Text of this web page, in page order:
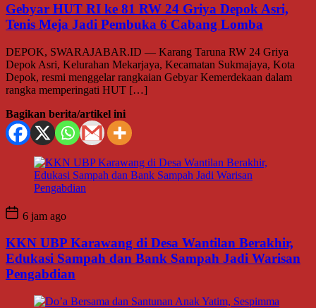
Gebyar HUT RI ke 81 RW 24 Griya Depok Asri,
Tenis Meja Jadi Pembuka 6 Cabang Lomba
DEPOK, SWARAJABAR.ID — Karang Taruna RW 24 Griya
Depok Asri, Kelurahan Mekarjaya, Kecamatan Sukmajaya, Kota
Depok, resmi menggelar rangkaian Gebyar Kemerdekaan dalam
rangka memperingati HUT […]
Bagikan berita/artikel ini
6 jam ago
KKN UBP Karawang di Desa Wantilan Berakhir,
Edukasi Sampah dan Bank Sampah Jadi Warisan
Pengabdian